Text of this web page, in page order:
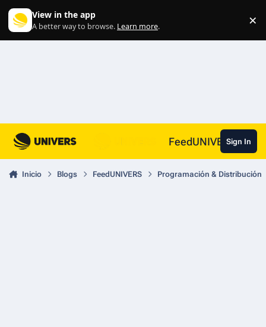
View in the app
A better way to browse. Learn more. ×
FeedUNIVERSSign In
Inicio Blogs FeedUNIVERS Programación & Distribución